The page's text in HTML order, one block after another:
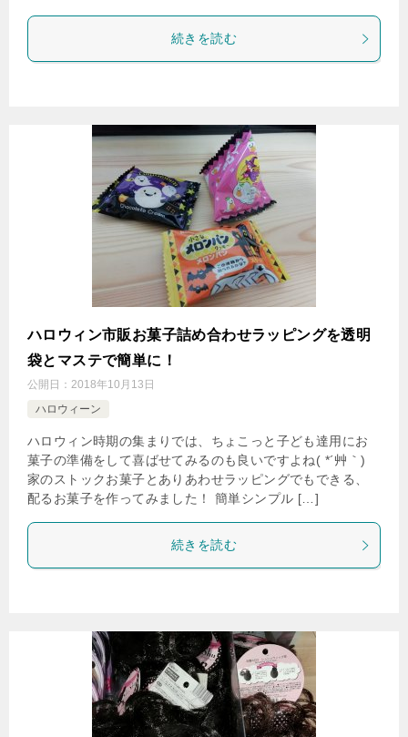
続きを読む
ハロウィン市販お菓子詰め合わせラッピングを透明
袋とマステで簡単に！
公開日： 2018年10月13日
ハロウィーン
ハロウィン時期の集まりでは、ちょこっと子ども達用にお
菓子の準備をして喜ばせてみるのも良いですよね( *´艸｀)
家のストックお菓子とありあわせラッピングでもできる、
配るお菓子を作ってみました！ 簡単シンプル […]
続きを読む